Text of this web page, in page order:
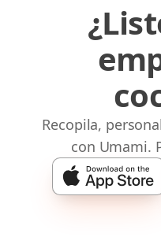
Recopila,
con Umami.